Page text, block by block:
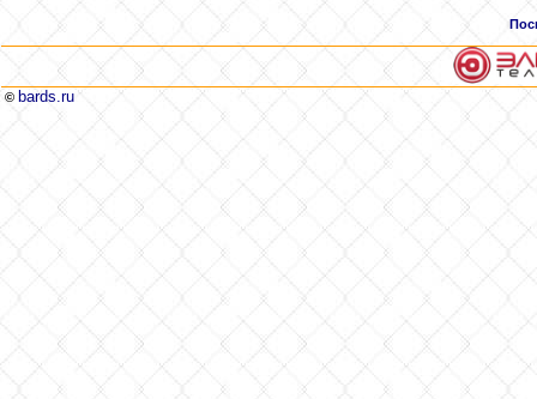
© bards.ru